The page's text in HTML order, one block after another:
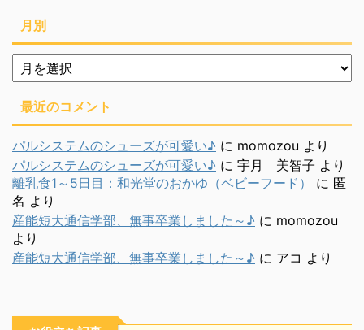
月別
月
別
最近のコメント
パルシステムのシューズが可愛い♪ に momozou より
パルシステムのシューズが可愛い♪ に 宇月 美智子 より
離乳食1～5日目：和光堂のおかゆ（ベビーフード）
に 匿
名 より
産能短大通信学部、無事卒業しました～♪ に momozou
より
産能短大通信学部、無事卒業しました～♪ に アコ より